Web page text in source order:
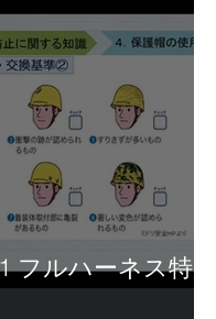
フルハーネス特別